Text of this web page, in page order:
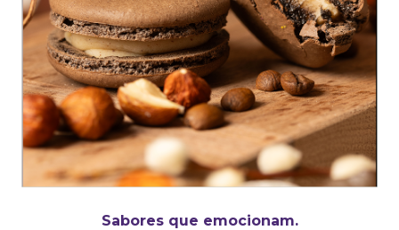
Sabores que emocionam.